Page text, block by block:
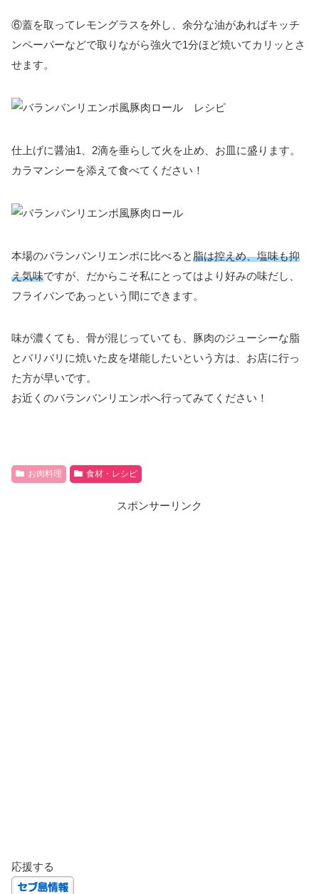
⑥蓋を取ってレモングラスを外し、余分な油があればキッチ
ンペーパーなどで取りながら強火で1分ほど焼いてカリッとさ
せます。
仕上げに醤油1、2滴を垂らして火を止め、お皿に盛ります。
カラマンシーを添えて食べてください！
本場のバランバンリエンポに比べると脂は控えめ、塩味も抑
え気味ですが、だからこそ私にとってはより好みの味だし、
フライパンであっという間にできます。
味が濃くても、骨が混じっていても、豚肉のジューシーな脂
とバリバリに焼いた皮を堪能したいという方は、お店に行っ
た方が早いです。
お近くのバランバンリエンポへ行ってみてください！
お肉料理 食材・レシピ
スポンサーリンク
応援する